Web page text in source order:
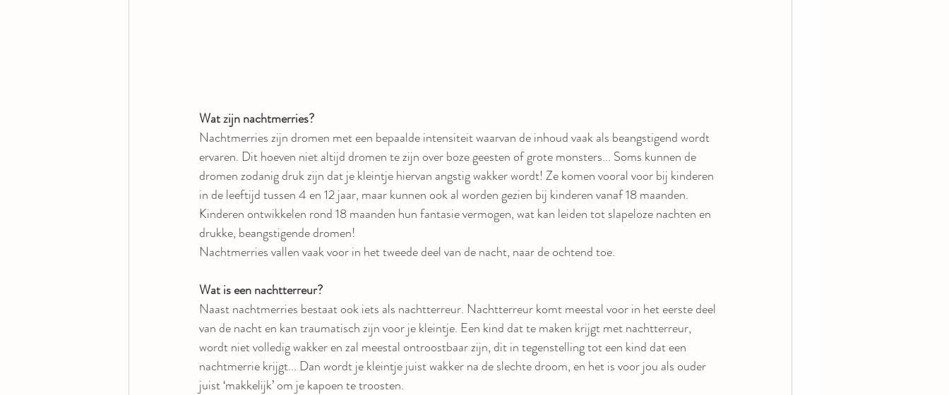
Wat zijn nachtmerries?
Nachtmerries zijn dromen met een bepaalde intensiteit waarvan de inhoud vaak als beangstigend wordt
ervaren. Dit hoeven niet altijd dromen te zijn over boze geesten of grote monsters... Soms kunnen de
dromen zodanig druk zijn dat je kleintje hiervan angstig wakker wordt! Ze komen vooral voor bij kinderen
in de leeftijd tussen 4 en 12 jaar, maar kunnen ook al worden gezien bij kinderen vanaf 18 maanden.
Kinderen ontwikkelen rond 18 maanden hun fantasie vermogen, wat kan leiden tot slapeloze nachten en
drukke, beangstigende dromen!
Nachtmerries vallen vaak voor in het tweede deel van de nacht, naar de ochtend toe.
Wat is een nachtterreur?
Naast nachtmerries bestaat ook iets als nachtterreur. Nachtterreur komt meestal voor in het eerste deel
van de nacht en kan traumatisch zijn voor je kleintje. Een kind dat te maken krijgt met nachtterreur,
wordt niet volledig wakker en zal meestal ontroostbaar zijn, dit in tegenstelling tot een kind dat een
nachtmerrie krijgt... Dan wordt je kleintje juist wakker na de slechte droom, en het is voor jou als ouder
juist ‘makkelijk’ om je kapoen te troosten.